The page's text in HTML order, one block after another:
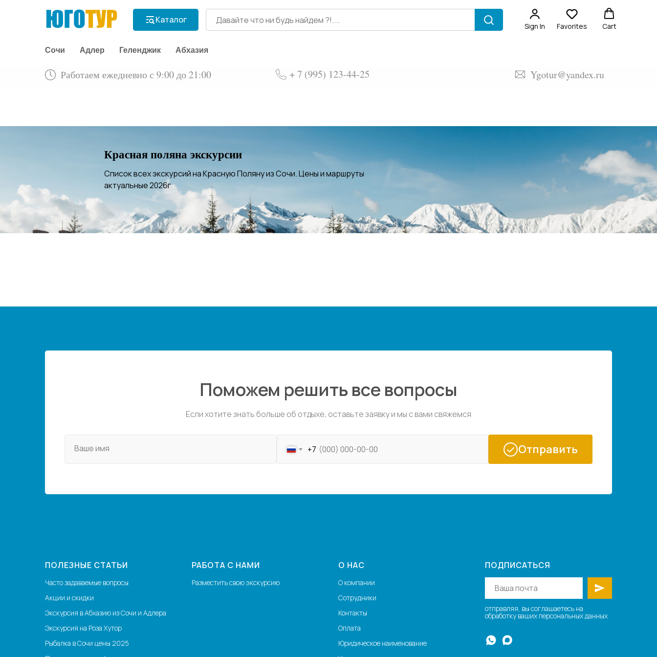
Каталог
Sign In Favorites Cart
Сочи Адлер Геленджик Абхазия
Ygotur@yandex.ru
Работаем ежедневно с 9:00 до 21:00 + 7 (995) 123-44-25
Красная поляна экскурсии
Список всех экскурсий на Красную Поляну из Сочи. Цены и маршруты
актуальные 2026г
Поможем решить все вопросы
Если хотите знать больше об отдыхе, оставьте заявку и мы с вами свяжемся
Ваше имя +7 Отправить
ПОЛЕЗНЫЕ СТАТЬИ
Часто задаваемые вопросы
Акции и скидки
Экскурсия в Абхазию из Сочи и Адлера
Экскурсия на Роза Хутор
Рыбалка в Сочи цены 2025
РАБОТА С НАМИ
Разместить свою экскурсию
О НАС
О компании
Сотрудники
Контакты
Оплата
Юридическое наименование
ПОДПИСАТЬСЯ
отправляя, вы соглашаетесь на
обработку ваших персональных данных